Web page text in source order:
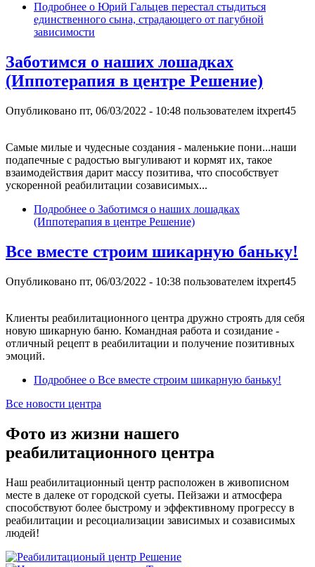
Подробнее о Юрий Гальцев перестал стыдиться
единственного сына, страдающего от пагубной
зависимости
Заботимся о наших лошадках
(Иппотерапия в центре Решение)
Опубликовано пт, 06/03/2022 - 10:48 пользователем itxpert45
Самые милые и чудесные создания - маленькие пони...наши
подапечные с радостью выгуливают и кормят их, такое
взаимодействия дарит массу позитива, что способствует
ускоренной реабилитации созависимых...
Подробнее о Заботимся о наших лошадках
(Иппотерапия в центре Решение)
Все вместе строим шикарную баньку!
Опубликовано пт, 06/03/2022 - 10:38 пользователем itxpert45
Клиенты реабилитационного центра дружно строять для себя
новую шикарную баню. Командная работа и созидание -
отличный рецепт в реабилитации и получение позитивных
эмоций.
Подробнее о Все вместе строим шикарную баньку!
Все новости центра
Фото из жизни нашего
реабилитационного центра
Наш реабилитационный центр расположен в живописном
месте в далеке от городской суеты. Пейзажи и атмосфера
способствуют более быстрому и эффективному прогрессу в
реабилитации и ресоциализации зависимых и созависимых
людей!